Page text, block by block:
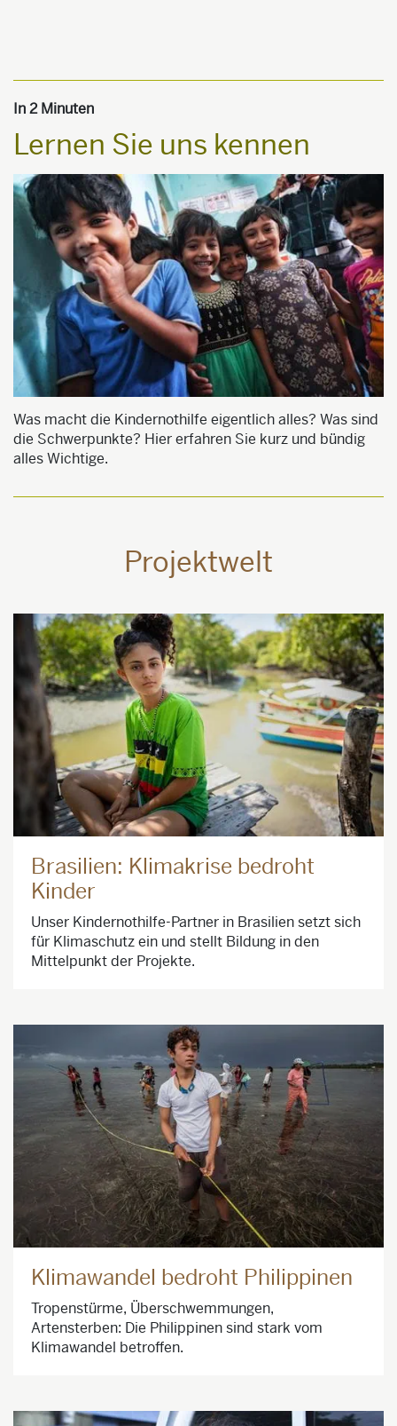
In 2 Minuten
Lernen Sie uns kennen
Was macht die Kindernothilfe eigentlich alles? Was sind
die Schwerpunkte? Hier erfahren Sie kurz und bündig
alles Wichtige.
Projektwelt
Brasilien: Klimakrise bedroht
Kinder
Unser Kindernothilfe-Partner in Brasilien setzt sich
für Klimaschutz ein und stellt Bildung in den
Mittelpunkt der Projekte.
Klimawandel bedroht Philippinen
Tropenstürme, Überschwemmungen,
Artensterben: Die Philippinen sind stark vom
Klimawandel betroffen.